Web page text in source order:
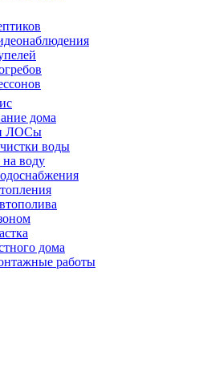
дома
ЛОСы
воды
воду
дома
работы